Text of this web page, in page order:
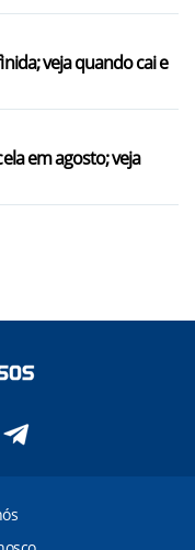
veja quando cai e
em agosto; veja